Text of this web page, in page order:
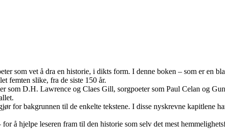
som vet å dra en historie, i dikts form. I denne boken – som er en
femten slike, fra de siste 150 år.
D.H. Lawrence og Claes Gill, sorgpoeter som Paul Celan og
for bakgrunnen til de enkelte tekstene. I disse nyskrevne kapitlene
å hjelpe leseren fram til den historie som selv det mest